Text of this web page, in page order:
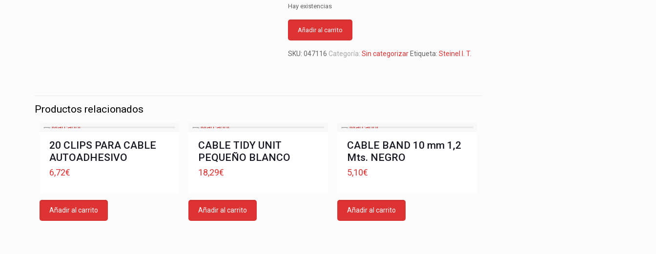
Hay existencias
Añadir al carrito
SKU:047116 Categoría:Sin categorizar Etiqueta:Steinel I. T.
Productos relacionados
20 CLIPS PARA CABLE
AUTOADHESIVO
6,72€
Añadir al carrito
CABLE TIDY UNIT
PEQUEÑO BLANCO
18,29€
Añadir al carrito
CABLE BAND 10 mm 1,2
Mts. NEGRO
5,10€
Añadir al carrito